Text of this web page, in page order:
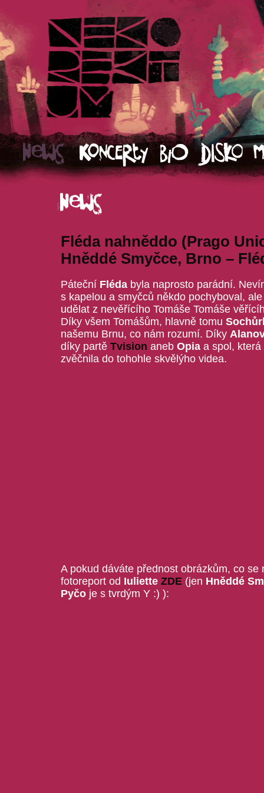
Fléda nahněddo (Prago
Hněddé Smyčce, Brno –
Páteční Fléda byla naprosto parádní.
s kapelou a smyčců někdo pochyboval,
udělat z nevěřícího Tomáše Tomáše
Díky všem Tomášům, hlavně tomu
našemu Brnu, co nám rozumí. Díky
díky partě Tvision aneb Opia a spol,
zvěčnila do tohohle skvělýho videa.
A pokud dáváte přednost obrázkům, co se
fotoreport od Iuliette ZDE(jen Hněddé
Pyčoje s tvrdým Y :) ):